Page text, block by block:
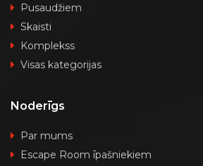
Pusaudžiem
Skaisti
Komplekss
Visas kategorijas
Noderīgs
Par mums
Escape Room īpašniekiem